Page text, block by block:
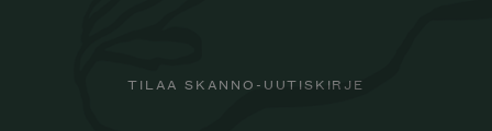
TILAA SKANNO-UUTISKIRJE